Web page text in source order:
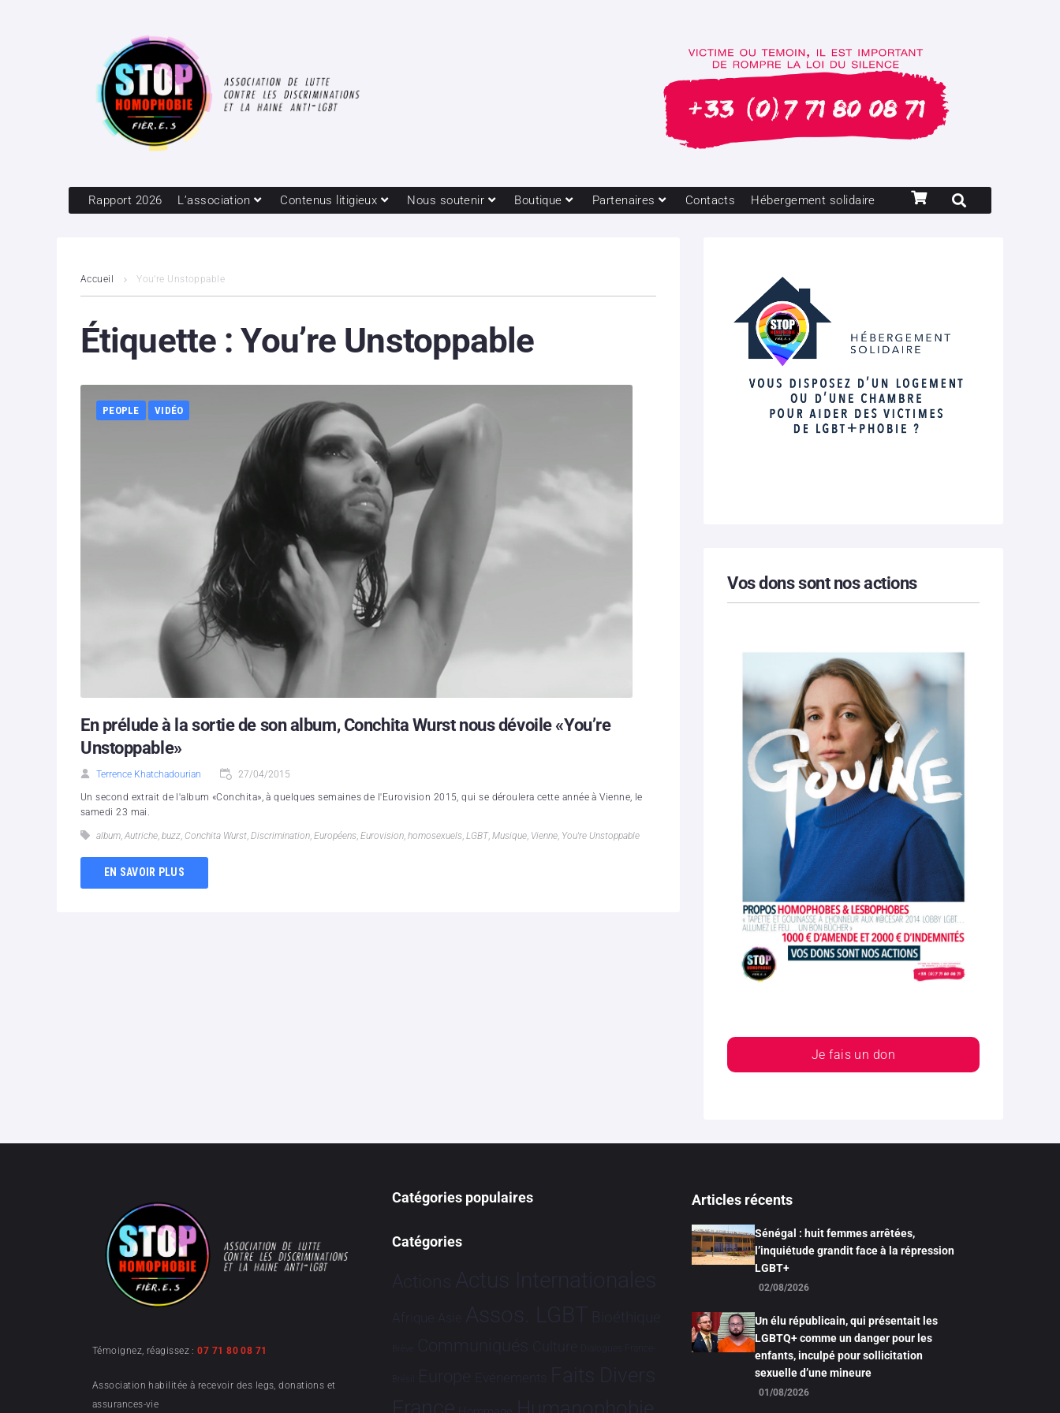
Rapport 2026 L’association Contenus litigieux Nous soutenir Boutique Partenaires Contacts Hébergement solidaire
Accueil You’re Unstoppable
Étiquette :You’re Unstoppable
PEOPLE VIDÉO
En prélude à la sortie de son album, Conchita Wurst​ nous dévoile «You’re
Unstoppable»
Terrence Khatchadourian 27/04/2015
Un second extrait de l'album «Conchita», à quelques semaines de l'Eurovision 2015, qui se déroulera cette année à Vienne, le
samedi 23 mai.
album, Autriche, buzz, Conchita Wurst​, Discrimination, Européens, Eurovision, homosexuels, LGBT, Musique, Vienne, You're Unstoppable
EN SAVOIR PLUS
Vos dons sont nos actions
Je fais un don
Témoignez, réagissez :07 71 80 08 71
Association habilitée à recevoir des legs, donations et
assurances-vie
Catégories populaires
Catégories
Actions Actus Internationales
Afrique Asie Assos. LGBT Bioéthique
Brève Communiqués Culture Dialogues France-
Brésil Europe Evénements Faits Divers
Humanophobie
Articles récents
Sénégal : huit femmes arrêtées,
l’inquiétude grandit face à la répression
LGBT+
02/08/2026
Un élu républicain, qui présentait les
LGBTQ+ comme un danger pour les
enfants, inculpé pour sollicitation
sexuelle d’une mineure
01/08/2026